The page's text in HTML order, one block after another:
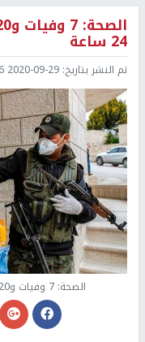
24 ساعة
تم النشر بتاريخ: 2020-09-29 14:56
الصحة: 7 وفيات و420 اصابة جديدة بكورونا خلال 24 ساعة